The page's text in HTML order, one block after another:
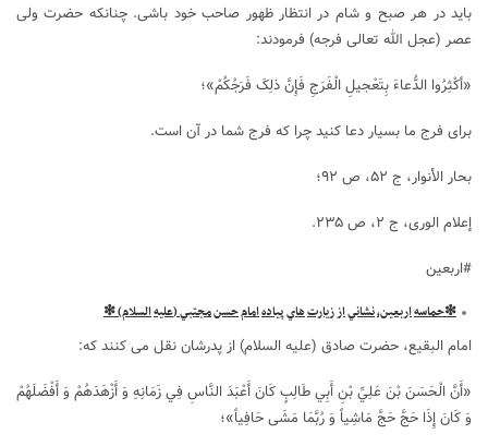
باید در هر صبح و شام در انتظار ظهور صاحب خود باشی. چنانکه حضرت ولی
عصر (عجل الله تعالی فرجه) فرمودند:
«أکْثِرُوا الدُّعاءَ بِتَعْجیلِ الْفَرَجِ فَإِنَّ ذلِکَ فَرَجُکُمْ»؛
برای فرج ما بسیار دعا کنید چرا که فرج شما در آن است.
بحار الأنوار، ج ۵۲، ص ۹۲؛
إعلام الوری، ج ۲، ص ۲۳۵.
#اربعین
❇حماسهاربعين،نشانياززيارتهايپيادهامامحسنمجتبي(علیهالسلام) ❇
امام البقیع، حضرت صادق (علیه السلام) از پدرشان نقل می کنند که:
«أَنَّ الْحَسَنَ بْنَ عَلِيِّ بْنِ أَبِي طَالِبٍ كَانَ أَعْبَدَ النَّاسِ فِي زَمَانِهِ وَ أَزْهَدَهُمْ وَ أَفْضَلَهُمْ
وَ كَانَ إِذَا حَجَّ حَجَّ مَاشِياً وَ رُبَّمَا مَشَى حَافِياً»؛